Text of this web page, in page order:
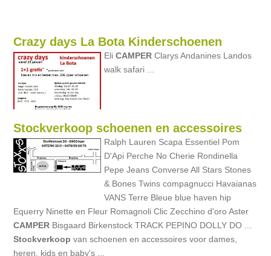
Crazy days La Bota Kinderschoenen
EliCAMPER Clarys Andanines Landos
walk safari ...
Stockverkoop schoenen en accessoires
Ralph Lauren Scapa Essentiel Pom
D'Api Perche No Cherie Rondinella
Pepe Jeans Converse All Stars Stones
& Bones Twins compagnucci Havaianas
VANS Terre Bleue blue haven hip
Equerry Ninette en Fleur Romagnoli Clic Zecchino d'oro Aster
CAMPER Bisgaard Birkenstock TRACK PEPINO DOLLY DO ...
Stockverkoop van schoenen en accessoires voor dames,
heren, kids en baby's ...